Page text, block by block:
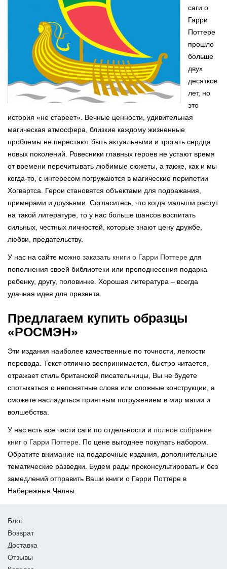
саги о
Гарри
Поттере
прошло
больше
двух
десятков
лет, но
это
история «не стареет». Вечные ценности, удивительная
магическая атмосфера, близкие каждому жизненные
проблемы не перестают быть актуальными и трогать сердца
новых поколений. Ровесники главных героев не устают время
от времени перечитывать любимые сюжеты, а также, как и мы
когда-то, с интересом погружаются в магические перипетии
Хогвартса. Герои становятся объектами для подражания,
примерами и друзьями. Согласитесь, что когда малыши растут
на такой литературе, то у нас больше шансов воспитать
сильных, честных личностей, которые знают цену дружбе,
любви, предательству.
У нас на сайте можно заказать книги о Гарри Поттере для
пополнения своей библиотеки или преподнесения подарка
ребенку, другу, половинке. Хорошая литература – всегда
удачная идея для презента.
Предлагаем купить образцы
«РОСМЭН»
Эти издания наиболее качественные по точности, легкости
перевода. Текст отлично воспринимается, быстро читается,
отражает стиль британской писательницы, Вы не будете
спотыкаться о непонятные слова или сложные конструкции, а
сможете насладиться приятным погружением в мир магии и
волшебства.
У нас есть все части саги по отдельности и полное собрание
книг о Гарри Поттере . По цене выгоднее покупать набором.
Обратите внимание на подарочные издания, дополнительные
тематические разведки. Будем рады проконсультировать и без
замедлений отправить Ваши книги о Гарри Поттере в
Набережные Челны.
Блог
Возврат
Доставка
Отзывы